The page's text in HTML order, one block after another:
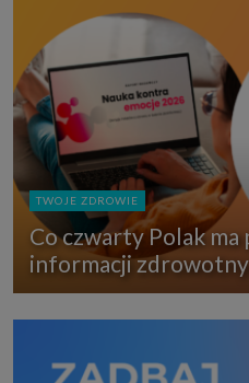
TWOJE ZDROWIE
Co czwarty Polak
informacji